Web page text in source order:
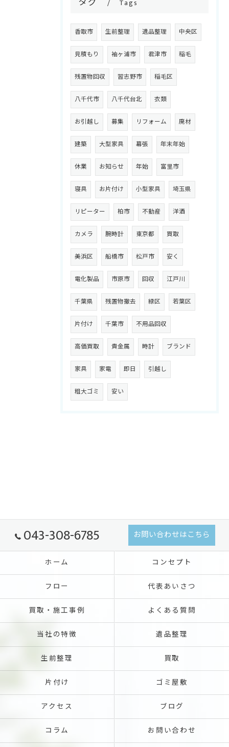
Tags
香取市 生前整理 遺品整理 中央区
見積もり 袖ヶ浦市 君津市 稲毛
残置物回収 習志野市 稲毛区
八千代市 八千代台北 衣類
お引越し 募集 リフォーム 廃材
建築 大型家具 幕張 年末年始
休業 お知らせ 年始 富里市
寝具 お片付け 小型家具 埼玉県
リピーター 柏市 不動産 洋酒
カメラ 腕時計 東京都 買取
美浜区 船橋市 松戸市 安く
電化製品 市原市 回収 江戸川
千葉県 残置物撤去 緑区 若葉区
片付け 千葉市 不用品回収
高価買取 貴金属 時計 ブランド
家具 家電 即日 引越し
粗大ゴミ 安い
043-308-6785 お問い合わせはこちら
ホーム コンセプト
フロー 代表あいさつ
買取・施工事例 よくある質問
当社の特徴 遺品整理
生前整理 買取
片付け ゴミ屋敷
アクセス ブログ
コラム お問い合わせ